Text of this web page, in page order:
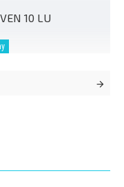
10 LU